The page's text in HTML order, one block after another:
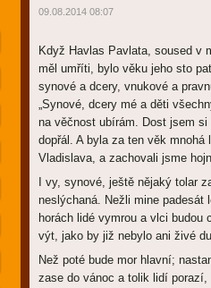
09.08.2014 08:07
Když Havlas Pavlata, soused v
měl umříti, bylo věku jeho sto
synové a dcery, vnukové a
„Synové, dcery mé a děti
na věčnost ubírám. Dost jsem
dopřál. A byla za ten věk mnohá
Vladislava, a zachovali jsme
I vy, synové, ještě nějaký tolar
neslýchaná. Nežli mine padesát
horách lidé vymrou a vlci
výt, jako by již nebylo ani živé
Než poté bude mor hlavní;
zase do vánoc a tolik lidí